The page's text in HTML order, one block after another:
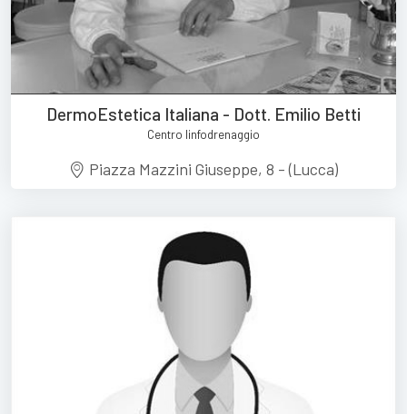
DermoEstetica Italiana - Dott. Emilio Betti
Centro linfodrenaggio
Piazza Mazzini Giuseppe, 8 - (Lucca)